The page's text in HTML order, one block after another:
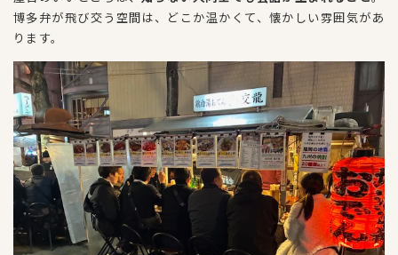
博多弁が飛び交う空間は、どこか温かくて、懐かしい雰囲気があ
ります。